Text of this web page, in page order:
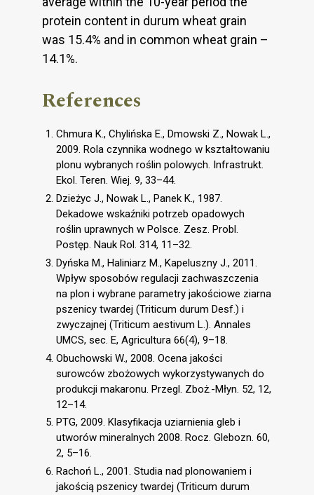
protein content in durum wheat grain
was 15.4% and in common wheat grain –
14.1%.
References
Chmura K., Chylińska E., Dmowski Z., Nowak L.,
2009. Rola czynnika wodnego w kształtowaniu
plonu wybranych roślin polowych. Infrastrukt.
Ekol. Teren. Wiej. 9, 33–44.
Dzieżyc J., Nowak L., Panek K., 1987.
Dekadowe wskaźniki potrzeb opadowych
roślin uprawnych w Polsce. Zesz. Probl.
Postęp. Nauk Rol. 314, 11–32.
Dyńska M., Haliniarz M., Kapeluszny J., 2011.
Wpływ sposobów regulacji zachwaszczenia
na plon i wybrane parametry jakościowe ziarna
pszenicy twardej (Triticum durum Desf.) i
zwyczajnej (Triticum aestivum L.). Annales
UMCS, sec. E, Agricultura 66(4), 9–18.
Obuchowski W., 2008. Ocena jakości
surowców zbożowych wykorzystywanych do
produkcji makaronu. Przegl. Zboż.-Młyn. 52, 12,
12–14.
PTG, 2009. Klasyfikacja uziarnienia gleb i
utworów mineralnych 2008. Rocz. Glebozn. 60,
2, 5–16.
Rachoń L., 2001. Studia nad plonowaniem i
jakością pszenicy twardej (Triticum durum